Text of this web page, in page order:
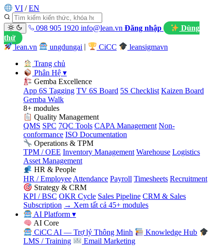
VI / EN
098 905 1920 info@lean.vn Đăng nhập
Dùng
thử
lean.vn
ungdungai CiCC leansigmavn
Trang chủ
Phân Hệ▾
Gemba Excellence
App 6S Tagging TV 6S Board 5S Checklist Kaizen Board
Gemba Walk
8+ modules
Quality Management
QMS SPC 7QC Tools CAPA Management Non-
conformance ISO Documentation
Operations & TPM
TPM / OEE Inventory Management Warehouse Logistics
Asset Management
HR & People
HR / Employee Attendance Payroll Timesheets Recruitment
Strategy & CRM
KPI / BSC OKR Cycle Sales Pipeline CRM & Sales
Subscription → Xem tất cả 45+ modules
AI Platform▾
AI Core
CiCC AI — Trợ lý Thông Minh
Knowledge Hub
LMS / Training
Email Marketing